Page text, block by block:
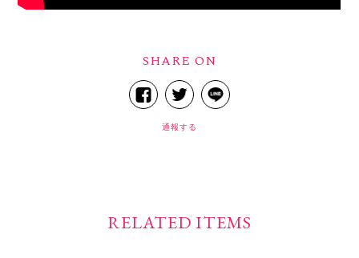
SHARE ON
通報する
RELATED ITEMS